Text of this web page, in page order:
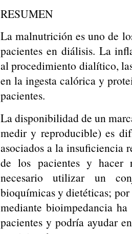
RESUMEN
La malnutrición es uno de
pacientes en diálisis. La
al procedimiento dialítico,
en la ingesta calórica y
pacientes.
La disponibilidad de un
medir y reproducible) es
asociados a la insuficiencia
de los pacientes y hacer
necesario utilizar un
bioquímicas y dietéticas;
mediante bioimpedancia
pacientes y podría ayudar